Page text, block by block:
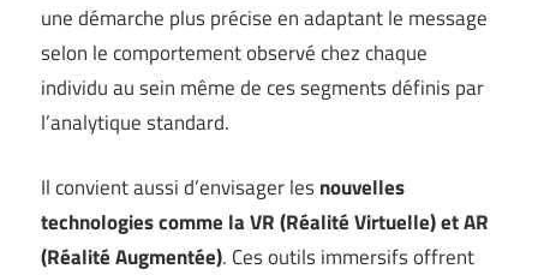
une démarche plus précise en adaptant le message
selon le comportement observé chez chaque
individu au sein même de ces segments définis par
l’analytique standard.
Il convient aussi d’envisager lesnouvelles
technologies comme la VR (Réalité Virtuelle) et AR
(Réalité Augmentée). Ces outils immersifs offrent